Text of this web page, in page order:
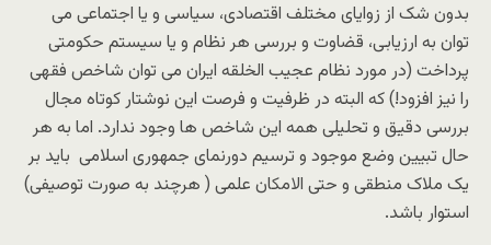
بدون شک از زوایاى مختلف اقتصادى، سیاسى و یا اجتماعى مى
توان به ارزیابى، قضاوت و بررسى هر نظام و یا سیستم حکومتى
پرداخت (در مورد نظام عجیب الخلقه ایران مى توان شاخص فقهى
را نیز افزود!) که البته در ظرفیت و فرصت این نوشتار کوتاه مجال
بررسى دقیق و تحلیلى همه این شاخص ها وجود ندارد. اما به هر
حال تبیین وضع موجود و ترسیم دورنماى جمهورى اسلامى باید بر
یک ملاک منطقى و حتى الامکان علمى ( هرچند به صورت توصیفى)
استوار باشد.